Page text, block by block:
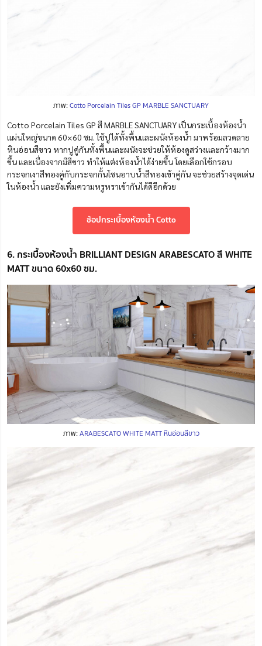
ภาพ:Cotto Porcelain Tiles GP MARBLE SANCTUARY
Cotto Porcelain Tiles GP สี MARBLE SANCTUARY เป็นกระเบื้องห้องน้ำ
แผ่นใหญ่ขนาด 60×60 ซม. ใช้ปูได้ทั้งพื้นและผนังห้องน้ำ มาพร้อมลวดลาย
หินอ่อนสีขาว หากปูคู่กันทั้งพื้นและผนังจะช่วยให้ห้องดูสว่างและกว้างมาก
ขึ้น และเนื่องจากมีสีขาว ทำให้แต่งห้องน้ำได้ง่ายขึ้น โดยเลือกใช้กรอบ
กระจกเงาสีทองคู่กับกระจกกั้นโซนอาบน้ำสีทองเข้าคู่กัน จะช่วยสร้างจุดเด่น
ในห้องน้ำ และยังเพิ่มความหรูหราเข้ากันได้ดีอีกด้วย
ช้อปกระเบื้องห้องน้ำ Cotto
6. กระเบื้องห้องน้ำ BRILLIANT DESIGN ARABESCATO สี WHITE
MATT ขนาด 60x60 ซม.
ภาพ:ARABESCATO WHITE MATT หินอ่อนสีขาว